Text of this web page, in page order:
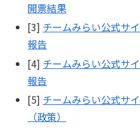
開票結果
[3] チームみらい公式サ
報告
[4] チームみらい公式サ
報告
[5] チームみらい公式サ
（政策）